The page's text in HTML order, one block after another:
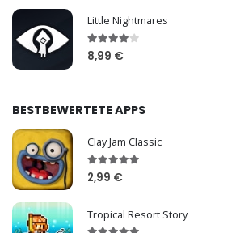
Little Nightmares
8,99 €
BESTBEWERTETE APPS
Clay Jam Classic
2,99 €
Tropical Resort Story